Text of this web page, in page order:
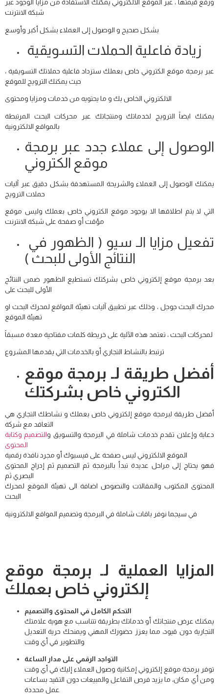
ورفع قيمتها ، عبر الموقع الالكتروني يمكنك الاستفادة من مزايا الوجود عبر
شبكة الانترنت
بشكل صحيح و الوصول إلى العملاء بشكل أكبر وأوسع
زيادة فاعلية الحملات التسويقية
عبر برمجة موقع الكتروني خاص بعملك ستزداد فاعلية حملاتك التسويقية ،
حيث يمكنك الترويج للموقع
الالكتروني الخاص بك و ما يحتويه من خدمات ومزايا ومحتوى
يمكنك ايضاً الترويج لخدماتك ومنتجاتك عبر محركات البحث المرتبطة
بالمواقع الالكترونية
الوصول إلى عملاء جدد عبر برمجة
موقع الكتروني
يمكنك الوصول إلى العملاء والشريحة المستهدفة بشكل دقيق عبر آليات
حملات الترويج
التي لا يتم اطلاقها الا بوجود موقع الكتروني خاص بعملك وليس موقع
مؤقت أو صفحة على شبكة الانترنت
النتائج الأولى للبحث )
بعد برمجة موقع إلكتروني خاص بشركتك تستطيع الظهور ضمن النتائج
الأولى للبحث على
محرك البحث جوجل ، وذلك عبر تطبيق آليات تهيئة المواقع لمحرك البحث او
تهيئة الموقع
لمحركات البحث ، تعتمد هذه الآلية على خريطة كلمات مفتاحية معدة مسبقاً
ترتبط بالنشاط التجاري أو بالخدمات التي يقدمها المشروع
أفضل طريقة لـ برمجة موقع
أفضل طريقة لبرمجة موقع إلكتروني خاص بعملك و نشاطك التجاري هي
التعاقد مع شركة
دعاية وإعلان تقدم خدمات شاملة في البرمجة والتسويق والتصميم وكتابة
المحتوى
الموقع الالكتروني ليس صفحة على فيسبوك أو مجرد نافذة رقمية
فهو يحتاج إلى مراحل عديدة تبدأ بالبرمجة ثم التصميم ثم إدراج المحتوى
البصري ثم
المحتوى المكتوب والمقالات والنصوص اضافة الى تهيئة الموقع لمحرك
البحث
في سيجما نوفر باقات شاملة في البرمجة وتصميم المواقع الالكترونية
المزايا العملية لـ برمجة موقع
التحكم الكامل في المحتوى والتصميم
يمكنك عرض منتجاتك أو خدماتك بطريقة تتناسب مع هوية علامتك
التجارية دون قيود، مما يعزز حضورك المهني ويمنحك حرية التعديل
والتطوير في أي وقت
التواجد الرقمي على مدار الساعة
توفر برمجة موقع إلكتروني إمكانية وصول العملاء إليك في أي وقت
ومن أي مكان، ما يزيد فرص التفاعل والمبيعات دون التقيد بساعات
عمل محددة